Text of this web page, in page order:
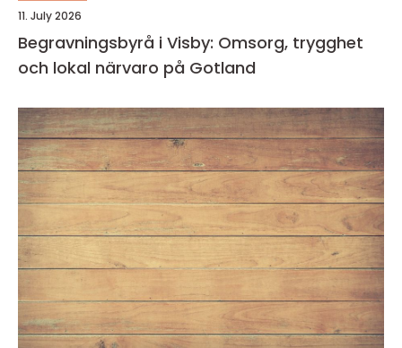
11. July 2026
Begravningsbyrå i Visby: Omsorg, trygghet
och lokal närvaro på Gotland